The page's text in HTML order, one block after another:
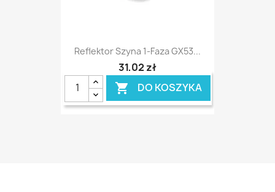
Reflektor Szyna 1-Faza GX53...
31,02 zł
 DO KOSZYKA